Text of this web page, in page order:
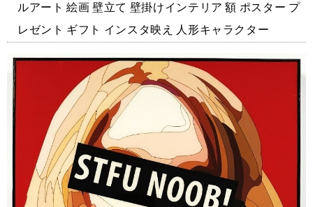
ルアート 絵画 壁立て 壁掛けインテリア 額 ポスター プ
レゼント ギフト インスタ映え 人形キャラクター